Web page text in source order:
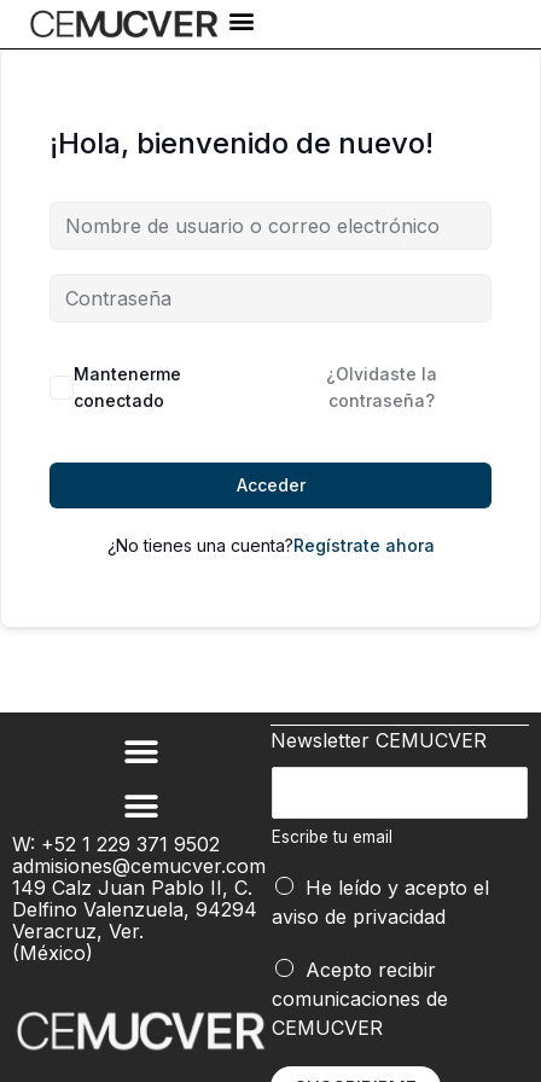
al
¡Hola, bienvenido de nuevo!
Alternative:
Mantenerme
conectado
¿Olvidaste la
contraseña?
Acceder
¿No tienes una cuenta?Regístrate ahora
W: +52 1 229 371 9502
admisiones@cemucver.com
149 Calz Juan Pablo II, C.
Delfino Valenzuela, 94294
Veracruz, Ver.
(México)
Newsletter CEMUCVER
c
i
b
e
u
e
m
Escribe tu email
t
s
c
r
He leído y acepto el
aviso de privacidad
Acepto recibir
comunicaciones de
CEMUCVER